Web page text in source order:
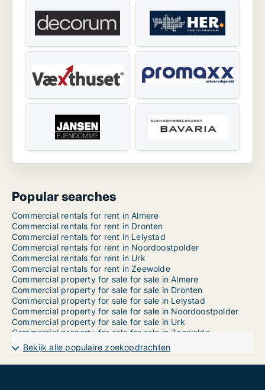
Popular searches
Commercial rentals for rent in Almere
Commercial rentals for rent in Dronten
Commercial rentals for rent in Lelystad
Commercial rentals for rent in Noordoostpolder
Commercial rentals for rent in Urk
Commercial rentals for rent in Zeewolde
Commercial property for sale for sale in Almere
Commercial property for sale for sale in Dronten
Commercial property for sale for sale in Lelystad
Commercial property for sale for sale in Noordoostpolder
Commercial property for sale for sale in Urk
Commercial property for sale for sale in Zeewolde
Bekijk alle populaire zoekopdrachten